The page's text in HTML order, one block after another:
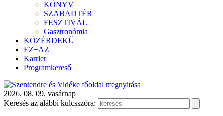
KÖNYV
SZABADTÉR
FESZTIVÁL
Gasztronómia
KÖZÉRDEKŰ
EZ+AZ
Karrier
Programkereső
2026. 08. 09. vasárnap
Keresés az alábbi kulcsszóra: